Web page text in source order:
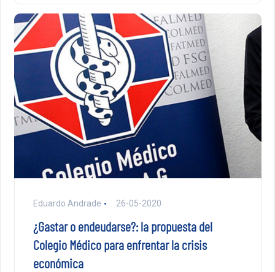
Eduardo Andrade 26-05-2020
¿Gastar o endeudarse?: la propuesta del
Colegio Médico para enfrentar la crisis
económica